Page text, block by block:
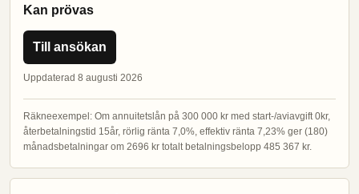
Kan prövas
Till ansökan
Uppdaterad 8 augusti 2026
Räkneexempel: Om annuitetslån på 300 000 kr med start-/aviavgift 0kr,
återbetalningstid 15år, rörlig ränta 7,0%, effektiv ränta 7,23% ger (180)
månadsbetalningar om 2696 kr totalt betalningsbelopp 485 367 kr.